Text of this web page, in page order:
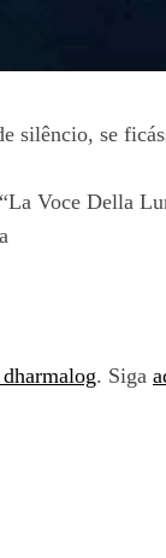
silêncio, se
Voce Della
. Siga